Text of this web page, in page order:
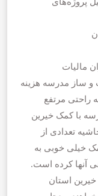
خ ماده ۲۰ می‌توان مالیات
ساز مدرسه هزینه
راحتی مرتفع
با بیان اینکه تاکنون در ۲۸مدرسه با کمک خیرین
تعدادی از
خیلی خوبی به
آنها کرده است.
استان